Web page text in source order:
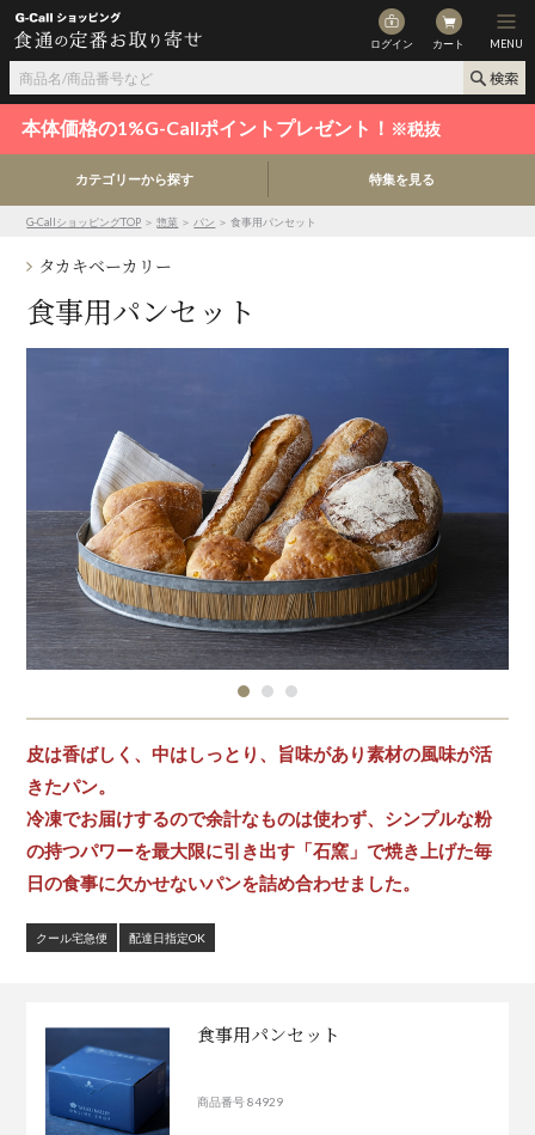
ログイン カート MENU
本体価格の1%G-Callポイントプレゼント！ ※税抜
カテゴリーから探す 特集を見る
G-CallショッピングTOP ＞惣菜 ＞ パン ＞ 食事用パンセット
タカキベーカリー
食事用パンセット
皮は香ばしく、中はしっとり、旨味があり素材の風味が活
きたパン。
冷凍でお届けするので余計なものは使わず、シンプルな粉
の持つパワーを最大限に引き出す「石窯」で焼き上げた毎
日の食事に欠かせないパンを詰め合わせました。
クール宅急便 配達日指定OK
食事用パンセット
商品番号 84929